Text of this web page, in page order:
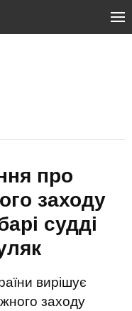
про
заходу
судді
вирішує
заходу